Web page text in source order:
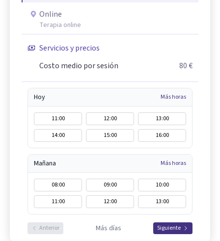
Online
Terapia online
Servicios y precios
Costo medio por sesión
80 €
Hoy Más horas
11:00 12:00
13:00
14:00
15:00 16:00
Mañana Más horas
08:00 09:00
10:00
11:00
12:00 13:00
Anterior Más días Siguiente